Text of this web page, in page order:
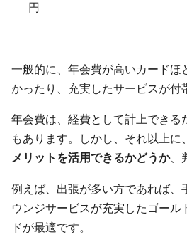
円
一般的に、年会費が高いカードほ
かったり、充実したサービスが付
年会費は、経費として計上できる
もあります。しかし、それ以上に、
メリットを活用できるかどうか、
例えば、出張が多い方であれば、
ウンジサービスが充実したゴール
ドが最適です。